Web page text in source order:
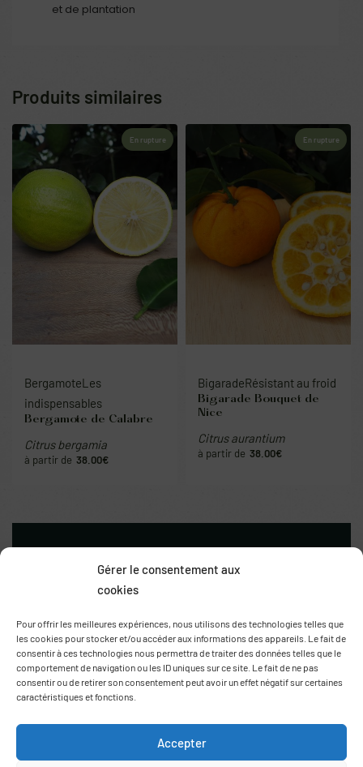
Gérer le consentement aux
cookies
Pour offrir les meilleures expériences, nous utilisons des technologies telles que
les cookies pour stocker et/ou accéder aux informations des appareils. Le fait de
consentir à ces technologies nous permettra de traiter des données telles que le
comportement de navigation ou les ID uniques sur ce site. Le fait de ne pas
consentir ou de retirer son consentement peut avoir un effet négatif sur certaines
caractéristiques et fonctions.
Accepter
et de plantation
Produits similaires
En rupture
BergamoteLes
indispensables
Bergamote de Calabre
Citrus bergamia
38.00€
En rupture
BigaradeRésistant au froid
Bigarade Bouquet de
Nice
Citrus aurantium
38.00€
Route de Thuir
66170 Saint Feliu d’Avall